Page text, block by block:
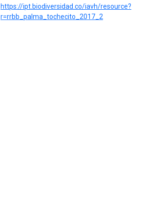
https://ipt.biodiversidad.co/iavh/resource?
r=rrbb_palma_tochecito_2017_2